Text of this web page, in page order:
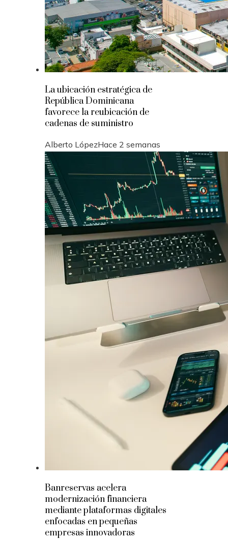
La ubicación estratégica de
República Dominicana
favorece la reubicación de
cadenas de suministro
Alberto LópezHace 2 semanas
Banreservas acelera
modernización financiera
mediante plataformas digitales
enfocadas en pequeñas
empresas innovadoras